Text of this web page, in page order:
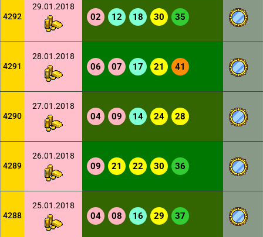
4292
29.01.2018
02 12 18 30 35
4291
28.01.2018
06 07 17 21 41
4290
27.01.2018
04 09 14 24 28
4289
26.01.2018
09 21 22 30 36
4288
25.01.2018
04 08 16 29 37